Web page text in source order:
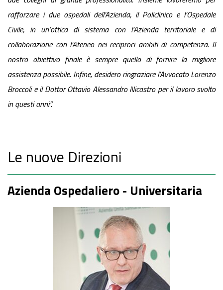
rafforzare i due ospedali dell’Azienda, il Policlinico e l’Ospedale
Civile, in un’ottica di sistema con l’Azienda territoriale e di
collaborazione con l’Ateneo nei reciproci ambiti di competenza. Il
nostro obiettivo finale è sempre quello di fornire la migliore
assistenza possibile. Infine, desidero ringraziare l’Avvocato Lorenzo
Broccoli e il Dottor Ottavio Alessandro Nicastro per il lavoro svolto
in questi anni”.
Le nuove Direzioni
Azienda Ospedaliero - Universitaria